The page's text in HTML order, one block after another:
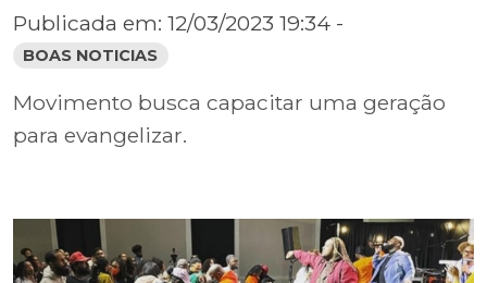
Publicada em: 12/03/2023 19:34 -
BOAS NOTICIAS
Movimento busca capacitar uma geração
para evangelizar.